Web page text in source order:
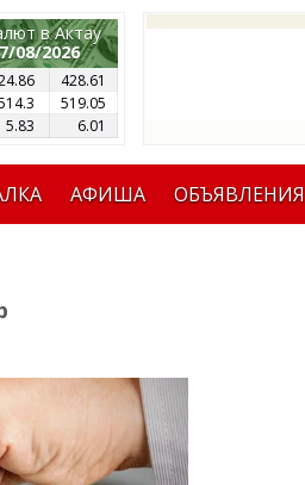
в Актау
08/2026
428.61
519.05
5.83
6.01
АФИША ОБЪЯВЛЕНИЯ